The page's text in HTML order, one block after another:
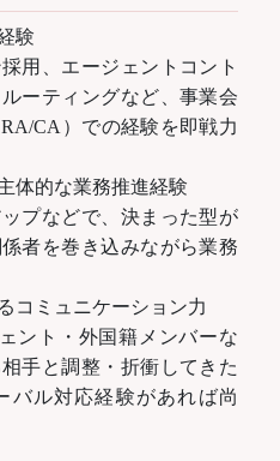
験
用、エージェントコント
ーティングなど、事業会
CA）での経験を即戦力
体的な業務推進経験
プなどで、決まった型が
者を巻き込みながら業務
コミュニケーション力
ント・外国籍メンバーな
手と調整・折衝してきた
バル対応経験があれば尚